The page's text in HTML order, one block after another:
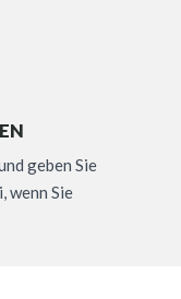
geben Sie
wenn Sie